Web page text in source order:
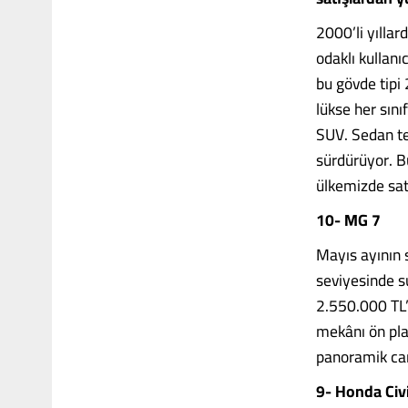
2000’li
odaklı
bu gövde tipi
lükse her
SUV. Sedan
sürdürüyor.
ülkemizde
10- MG 7
Mayıs
seviyesinde
2.550.000
mekânı ön
panoramik
9- Honda